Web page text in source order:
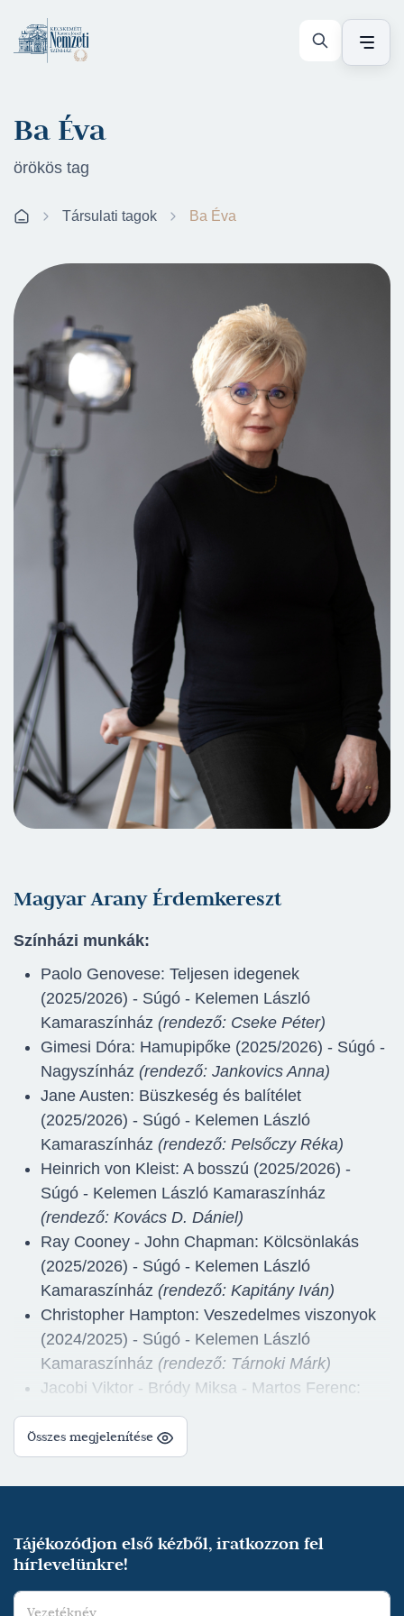
Ba Éva
örökös tag
Társulati tagok Ba Éva
Magyar Arany Érdemkereszt
Színházi munkák:
Paolo Genovese: Teljesen idegenek
(2025/2026) - Súgó - Kelemen László
Kamaraszínház (rendező: Cseke Péter)
Gimesi Dóra: Hamupipőke (2025/2026) - Súgó -
Nagyszínház (rendező: Jankovics Anna)
Jane Austen: Büszkeség és balítélet
(2025/2026) - Súgó - Kelemen László
Kamaraszínház (rendező: Pelsőczy Réka)
Heinrich von Kleist: A bosszú (2025/2026) -
Súgó - Kelemen László Kamaraszínház
(rendező: Kovács D. Dániel)
Ray Cooney - John Chapman: Kölcsönlakás
(2025/2026) - Súgó - Kelemen László
Kamaraszínház (rendező: Kapitány Iván)
Christopher Hampton: Veszedelmes viszonyok
(2024/2025) - Súgó - Kelemen László
Kamaraszínház (rendező: Tárnoki Márk)
Jacobi Viktor - Bródy Miksa - Martos Ferenc:
Leányvásár (2024/2025) - Súgó - Nagyszínház
(rendező: Juronics Tamás)
Szép Ernő: Lila ákác (2024/2025) - Súgó -
Kelemen László Kamaraszínház(rendező:
Tim Firth: Naptárlányok (2023/2024) - Súgó -
Kelemen László Kamaraszínház
Lee Hall - Tom Stoppard - Marc Norman:
Összes megjelenítése
Tájékozódjon első kézből, iratkozzon fel
hírlevelünkre!